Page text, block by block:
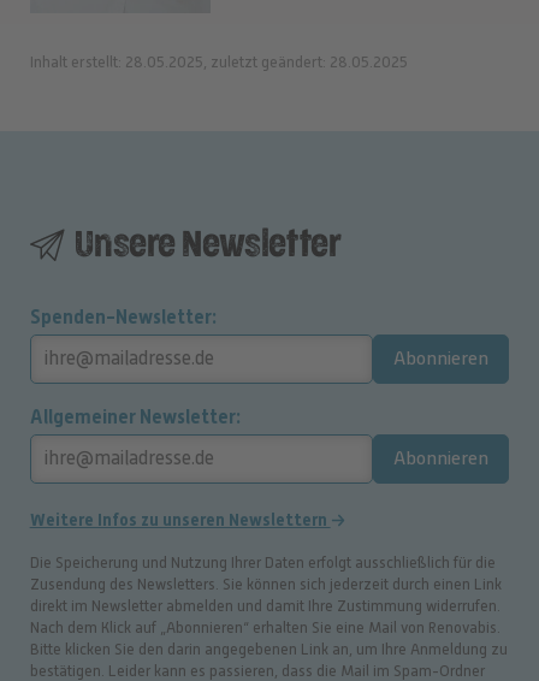
Inhalt erstellt: 28.05.2025, zuletzt geändert: 28.05.2025
Unsere Newsletter
Spenden-Newsletter
Abonnieren
Allgemeiner Newsletter
Abonnieren
Weitere Infos zu unseren Newslettern
Die Speicherung und Nutzung Ihrer Daten erfolgt ausschließlich für die
Zusendung des Newsletters. Sie können sich jederzeit durch einen Link
direkt im Newsletter abmelden und damit Ihre Zustimmung widerrufen.
Nach dem Klick auf „Abonnieren“ erhalten Sie eine Mail von Renovabis.
Bitte klicken Sie den darin angegebenen Link an, um Ihre Anmeldung zu
bestätigen. Leider kann es passieren, dass die Mail im Spam-Ordner